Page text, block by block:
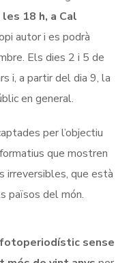
18 h, a Cal
autor i es podrà
Els dies 2 i 5 de
i, a partir del dia 9, la
en general.
per l’objectiu
que mostren
irreversibles, que està
països del món.
sense